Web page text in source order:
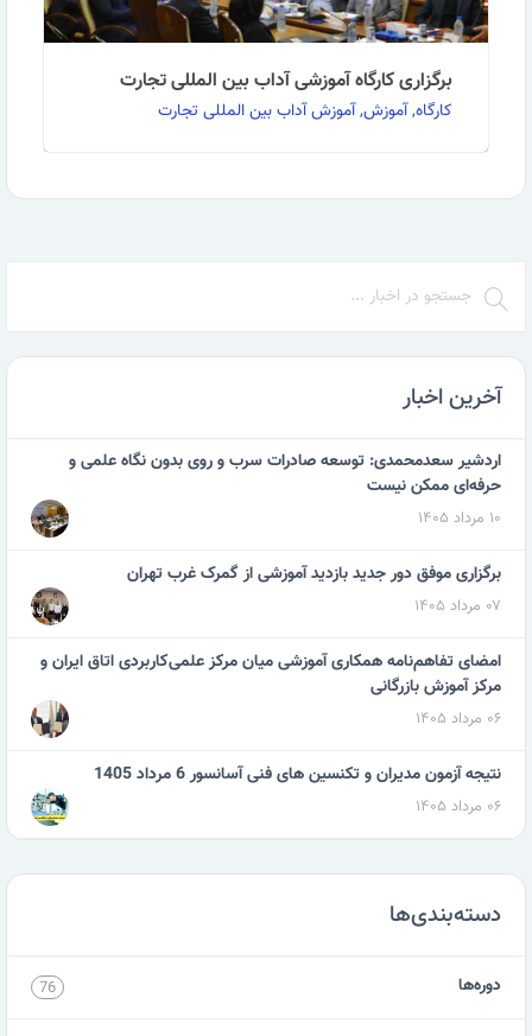
برگزاری کارگاه آموزشی آداب بین المللی تجارت
کارگاه, آموزش, آموزش آداب بین المللی تجارت
آخرین اخبار
اردشیر سعدمحمدی: توسعه صادرات سرب و روی بدون نگاه علمی و
حرفه‌ای ممکن نیست
۱۰ مرداد ۱۴۰۵
برگزاری موفق دور جدید بازدید آموزشی از گمرک غرب تهران
۰۷ مرداد ۱۴۰۵
امضای تفاهم‌نامه همکاری آموزشی میان مرکز علمی‌کاربردی اتاق ایران و
مرکز آموزش بازرگانی
۰۶ مرداد ۱۴۰۵
نتیجه آزمون مدیران و تکنسین های فنی آسانسور 6 مرداد 1405
۰۶ مرداد ۱۴۰۵
دسته‌بندی‌ها
دوره‌ها 76